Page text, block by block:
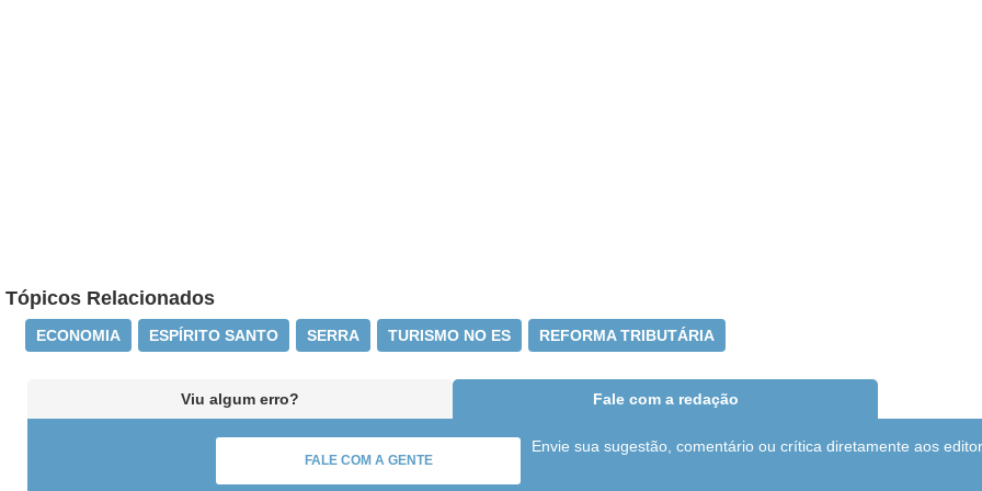
Tópicos Relacionados
ECONOMIA ESPÍRITO SANTO SERRA TURISMO NO ES REFORMA TRIBUTÁRIA
Viu algum erro? Fale com a redação
FALE COM A GENTE
Envie sua sugestão, comentário ou crítica diretamente aos